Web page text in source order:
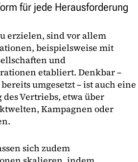
für jede Herausforderung
erzielen, sind vor allem
beispielsweise mit
und
etabliert. Denkbar –
umgesetzt – ist auch eine
Vertriebs, etwa über
Kampagnen oder
sich zudem